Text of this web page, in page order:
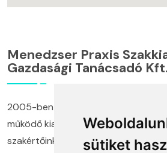
sütiket
Menedzser Praxis
Gazdasági Tanácsadó
2005-ben alapított cégünk és
működő kiadónk, képzési
szakértőinkből álló tanácsadó